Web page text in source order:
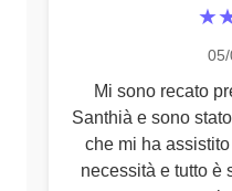
Mi sono recato
Santhià e sono
che mi ha
necessità e tutto è